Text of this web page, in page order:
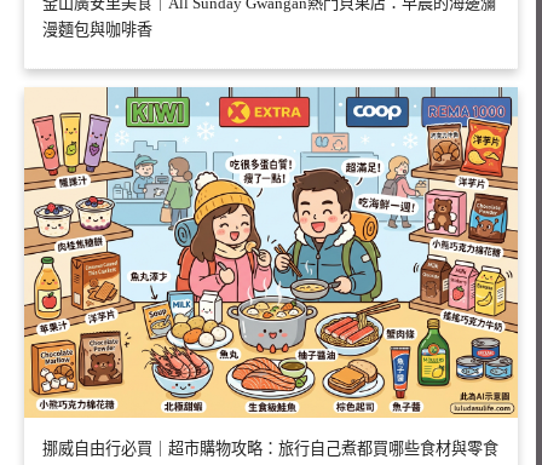
漫麵包與咖啡香
挪威自由行必買｜超市購物攻略：旅行自己煮都買哪些食材與零食